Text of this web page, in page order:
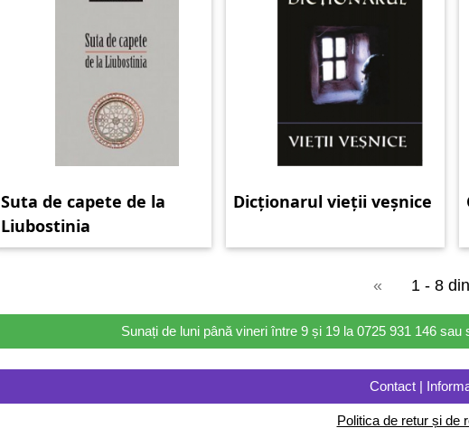
Suta de capete de la
Liubostinia
Dicționarul vieții veșnice
« 1 - 8
Sunați de luni până vineri între 9 și 19 la 0725 931 146
Contact |
Politica de retur și de